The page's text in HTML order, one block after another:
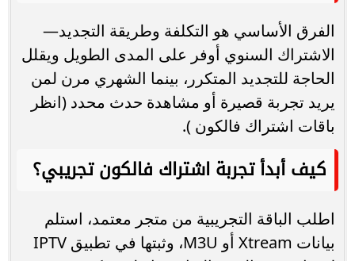
الفرق الأساسي هو التكلفة وطريقة التجديد—
الاشتراك السنوي أوفر على المدى الطويل ويقلل
الحاجة للتجديد المتكرر، بينما الشهري مرن لمن
يريد تجربة قصيرة أو مشاهدة حدث محدد (انظر
باقات اشتراك فالكون ).
كيف أبدأ تجربة اشتراك فالكون تجريبي؟
اطلب الباقة التجريبية من متجر معتمد، استلم
بيانات Xtream أو M3U، وثبتها في تطبيق IPTV